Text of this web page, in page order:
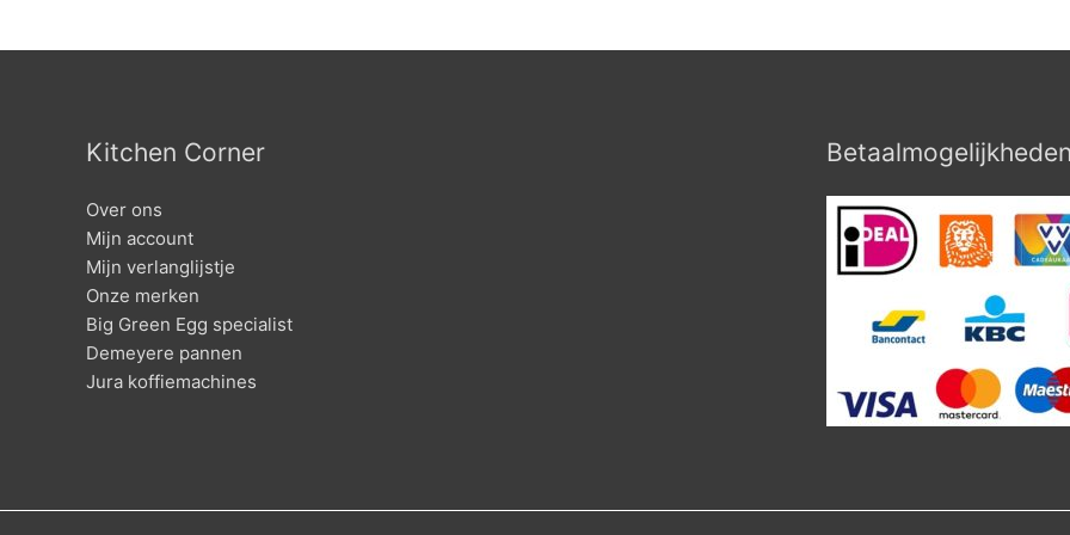
Kitchen Corner
Over ons
Mijn account
Mijn verlanglijstje
Onze merken
Big Green Egg specialist
Demeyere pannen
Jura koffiemachines